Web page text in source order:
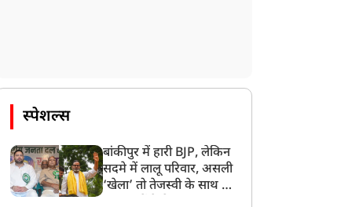
स्पेशल्स
बांकीपुर में हारी BJP, लेकिन
सदमे में लालू परिवार, असली
‘खेला’ तो तेजस्वी के साथ हो